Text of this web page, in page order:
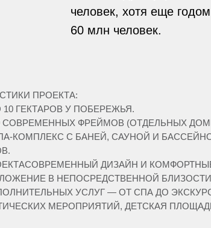
ПРОЕКТА:
ГЕКТАРОВ У ПОБЕРЕЖЬЯ.
СОВРЕМЕННЫХ ФРЕЙМОВ (ОТДЕЛЬНЫХ
КОМПЛЕКС С БАНЕЙ, САУНОЙ И
ДИЗАЙН И
В НЕПОСРЕДСТВЕННОЙ
УСЛУГ — ОТ СПА ДО
МЕРОПРИЯТИЙ, ДЕТСКАЯ
человек, хотя еще
60 млн человек.